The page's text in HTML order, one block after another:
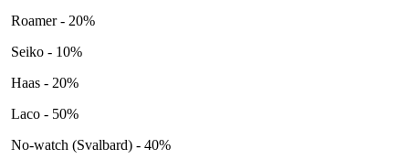
Roamer - 20%
Seiko - 10%
Haas - 20%
Laco - 50%
No-watch (Svalbard) - 40%